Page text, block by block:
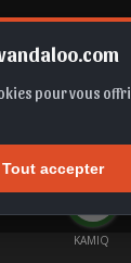
pour vous
Tout accepter
KAMIQ